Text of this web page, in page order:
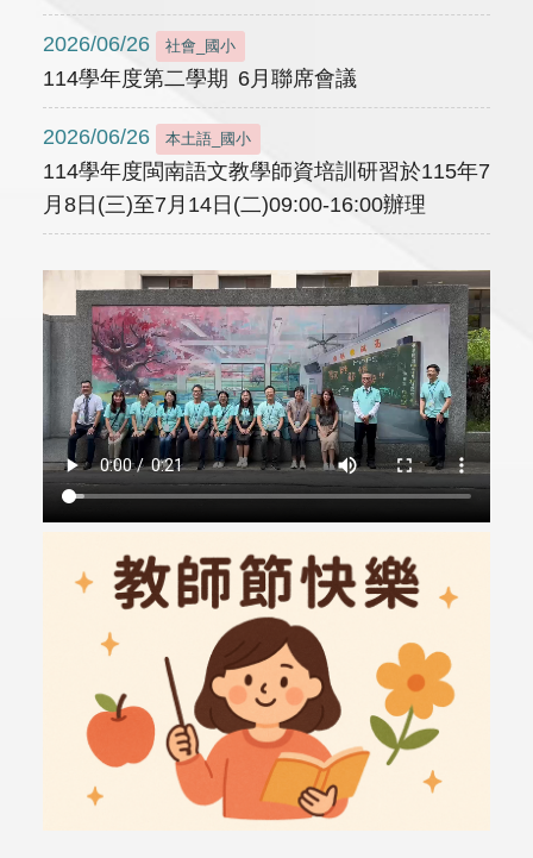
2026/06/26 社會_國小
114學年度第二學期 6月聯席會議
2026/06/26 本土語_國小
114學年度閩南語文教學師資培訓研習於115年7
月8日(三)至7月14日(二)09:00-16:00辦理